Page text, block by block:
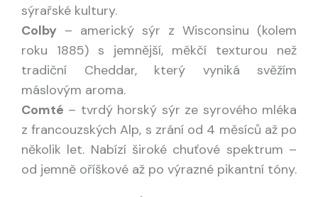
sýrařské kultury.
Colby – americký sýr z Wisconsinu (kolem
roku 1885) s jemnější, měkčí texturou než
tradiční Cheddar, který vyniká svěžím
máslovým aroma.
Comté – tvrdý horský sýr ze syrového mléka
z francouzských Alp, s zrání od 4 měsíců až po
několik let. Nabízí široké chuťové spektrum –
od jemně oříškové až po výrazné pikantní tóny.